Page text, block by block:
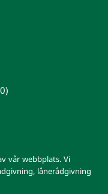
vår webbplats. Vi
lånerådgivning